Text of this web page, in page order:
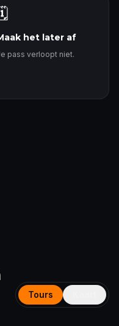
het later af
pass verloopt niet.
Tours